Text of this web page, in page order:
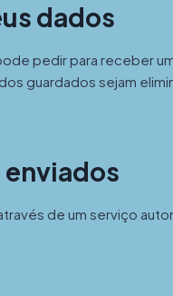
dados
pedir para receber
guardados sejam
enviados
de um serviço